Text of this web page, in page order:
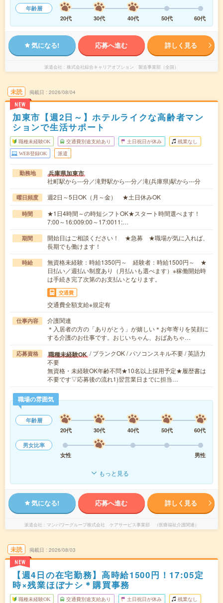
年齢層
20代
30代 40代 50代 60代
気になる! 応募へ進む 詳しく見る
派遣会社 株式会社綜合キャリアオプション 製造事業部（全国）
未読
NEW
掲載日 2026/08/04
加東市【週2日～】ホテルライクな高齢者マン
ションで生活サポート
職種未経験OK 交通費別途支給あり 土日祝日が休み 残業なし
WEB登録OK 派遣
勤務地 兵庫県加東市
社町駅から---分／滝野駅から---分／滝(兵庫県)駅から---分
曜日頻度 週2日～5日OK（月～金） ★土日休みOK
時間
★1日4時間～の時短シフトOK★スタート時間選べます！
7:00～16:009:00～17:0011:…
期間
開始日はご相談ください！ ★急募 ★職場が気に入れば、
長期でも働けます！
時給
無資格未経験：時給1350円～ 経験者：時給1500円～ ★
日払い／週払い制度あり（月払いも選べます）※稼働開始時
は手続き完了次第のお支払いとなります。
交通費
交通費全額支給※規定有
仕事内容
介護関連
＊入居者の方の「ありがとう」が嬉しい＊お年寄りを笑顔に
する介護のお仕事です。おじいちゃん、おばあちゃ…
応募資格 職種未経験OK / ブランクOK / パソコンスキル不要 / 英語力
不要
無資格・未経験OK年齢不問★10名以上採用予定★履歴書は
不要です▽応募後の流れ1)翌営業日までに担当…
職場の雰囲気
年齢層
20代
30代 40代 50代
60代
男女比率
女性
男性
もっと見る
気になる! 応募へ進む 詳しく見る
派遣会社 マンパワーグループ株式会社 ケアサービス事業部 （医療福祉介護関連）
未読
NEW
掲載日 2026/08/03
【週4日の在宅勤務】高時給1500円！17:05定
時×残業ほぼナシ＊購買事務
職種未経験OK 交通費別途支給あり 土日祝日が休み 残業なし